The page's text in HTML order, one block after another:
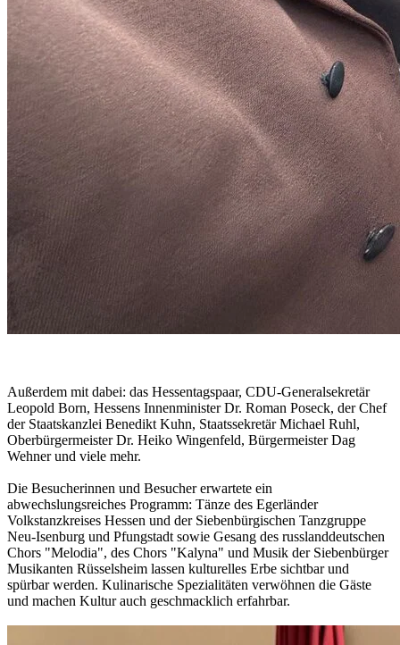
Außerdem mit dabei: das Hessentagspaar, CDU-Generalsekretär
Leopold Born, Hessens Innenminister Dr. Roman Poseck, der Chef
der Staatskanzlei Benedikt Kuhn, Staatssekretär Michael Ruhl,
Oberbürgermeister Dr. Heiko Wingenfeld, Bürgermeister Dag
Wehner und viele mehr.
Die Besucherinnen und Besucher erwartete ein
abwechslungsreiches Programm: Tänze des Egerländer
Volkstanzkreises Hessen und der Siebenbürgischen Tanzgruppe
Neu-Isenburg und Pfungstadt sowie Gesang des russlanddeutschen
Chors "Melodia", des Chors "Kalyna" und Musik der Siebenbürger
Musikanten Rüsselsheim lassen kulturelles Erbe sichtbar und
spürbar werden. Kulinarische Spezialitäten verwöhnen die Gäste
und machen Kultur auch geschmacklich erfahrbar.